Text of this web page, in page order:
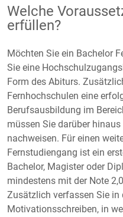
Welche
erfüllen?
Möchten Sie ein Bachelor
Sie eine
Form des Abiturs.
Fernhochschulen eine
Berufsausbildung im
müssen Sie darüber
nachweisen. Für einen
Fernstudiengang ist ein
Bachelor, Magister oder
mindestens mit der Note
Zusätzlich verfassen Sie in
Motivationsschreiben, in